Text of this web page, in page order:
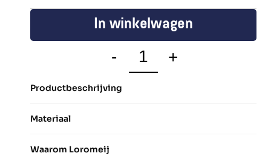
In winkelwagen
- +
Productbeschrijving
Materiaal
Waarom Loromeij